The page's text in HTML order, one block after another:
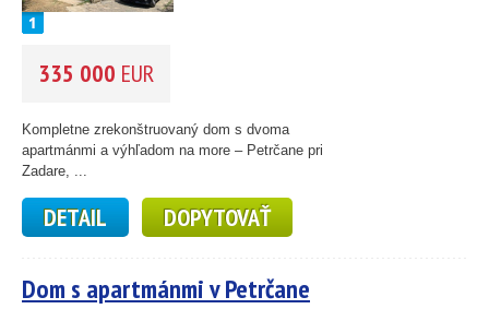
26
46
193
55
45
335 000 EUR
Kompletne zrekonštruovaný dom s dvoma
apartmánmi a výhľadom na more – Petrčane pri
Zadare, ...
DETAIL DOPYTOVAŤ
Dom s apartmánmi v Petrčane